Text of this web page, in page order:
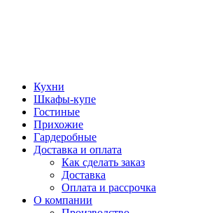
Кухни
Шкафы-купе
Гостиные
Прихожие
Гардеробные
Доставка и оплата
Как сделать заказ
Доставка
Оплата и рассрочка
О компании